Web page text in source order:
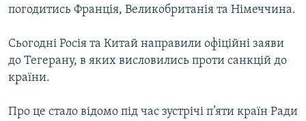
Усі сайти RFE/RL
погодитись Франція, Великобританія та Німеччина.
Сьогодні Росія та Китай направили офіційні заяви
до Тегерану, в яких висловились проти санкцій до
країни.
Про це стало відомо під час зустрічі п’яти країн Ради